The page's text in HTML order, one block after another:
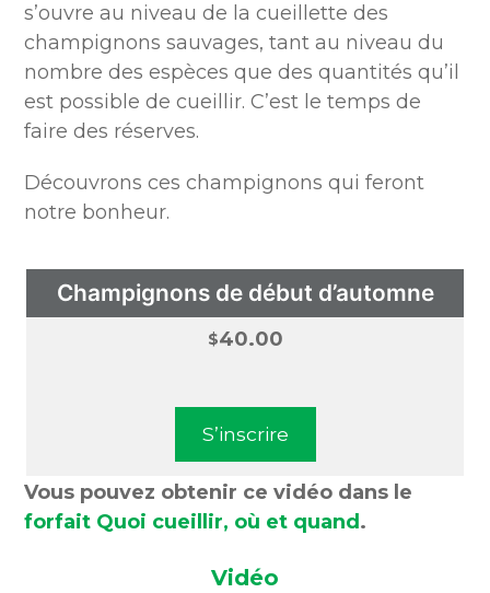
s’ouvre au niveau de la cueillette des
champignons sauvages, tant au niveau du
nombre des espèces que des quantités qu’il
est possible de cueillir. C’est le temps de
faire des réserves.
Découvrons ces champignons qui feront
notre bonheur.
Champignons de début d’automne
$40.00
S’inscrire
Vous pouvez obtenir ce vidéo dans le
forfait Quoi cueillir, où et quand .
Vidéo